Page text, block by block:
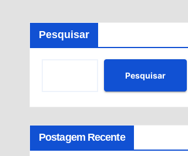
Pesquisar
Pesquisar
Postagem Recente